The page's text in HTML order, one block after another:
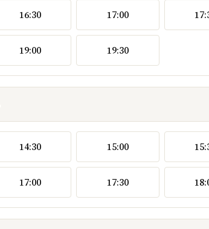
16:30 17:00
19:00 19:30
14:30 15:00
17:00 17:30